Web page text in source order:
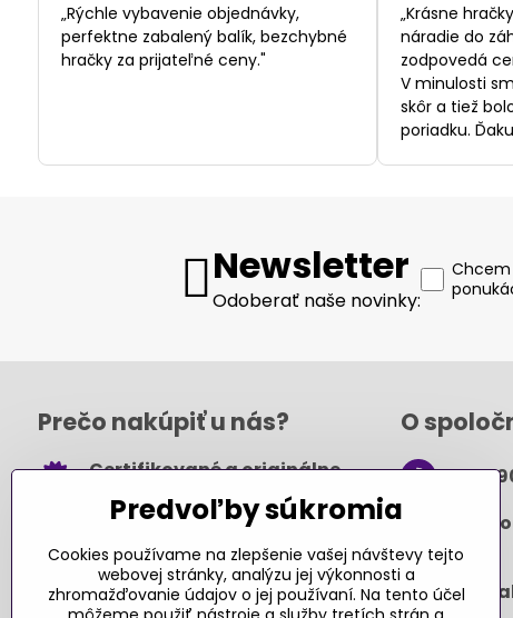
/
5
„Rýchle vybavenie objednávky,
perfektne zabalený balík, bezchybné
hračky za prijateľné ceny."
„Krásne
náradie do
zodpovedá
V minulosti
skôr a tiež
poriadku.
Newsletter
Odoberať naše novinky:
Prečo nakúpiť u nás?
Certifikované a originálne
Takmer 100% spokojných
zákazníkov
Pri nákupe nad 49 € doprava
O
+421
.sk
Predvoľby súkromia
Cookies používame na zlepšenie vašej návštevy tejto
webovej stránky, analýzu jej výkonnosti a
zhromažďovanie údajov o jej používaní. Na tento účel